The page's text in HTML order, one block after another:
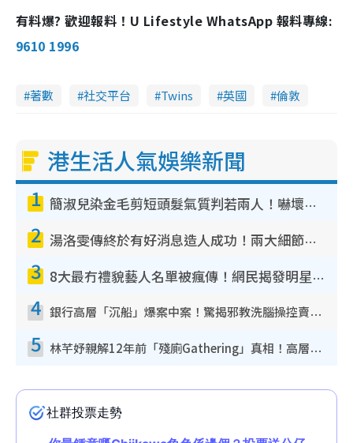
有料爆? 歡迎報料！U Lifestyle WhatsApp 報料專線:
9610 1996
著數 社交平台 Twins 英國 倫敦
港生活人氣娛樂新聞
1 簡淑兒染金毛剪短頭髮氣質判若兩人！嚇壞老公麥大力都認唔出：「你做咩事？」
2 湯洛雯傳終於有好消息造人成功！兩大細節曝孕味極濃惹猜測：大肚婆先會咁！
3 8大最冇禮貌藝人名單被瘋傳！網民揭發明星真面目 一致數臭呢位係無品天花板？
4 銀行高層「沉船」爆案中案！驚揭邪教洗腦操控賣淫被吞600萬 幕後黑手講多錯多
5 林芊妤親解12年前「殘廁Gathering」真相！高層解約一句話重創尊嚴至今拒返TVB